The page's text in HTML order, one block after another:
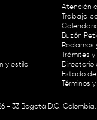
y estilo
Atención
Trabaja
Buzón
Reclamos
Trámites
Directorio
Estado
Términos
- 33 Bogotá D.C. Colombia.